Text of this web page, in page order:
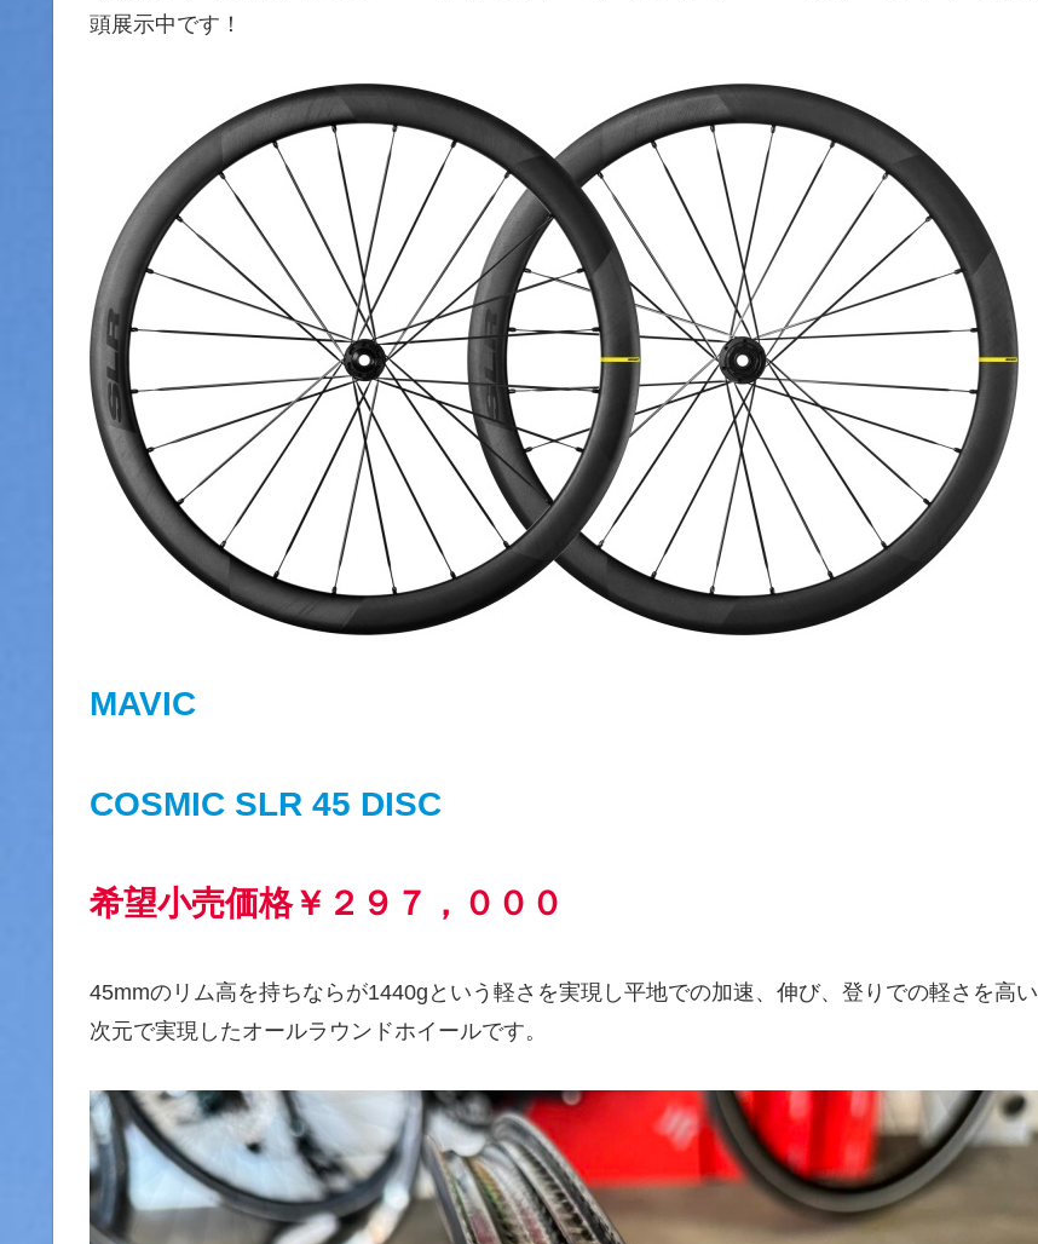
頭展示中です！
MAVIC
COSMIC SLR 45 DISC
希望小売価格￥２９７，０００
45mmのリム高を持ちならが1440gという軽さを実現し平地での加速、伸び、登りでの軽さを高い
次元で実現したオールラウンドホイールです。